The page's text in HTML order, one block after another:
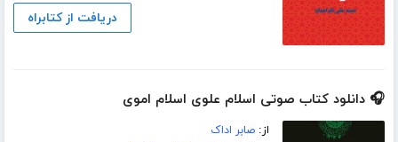
دریافت از کتابراه
🎧 دانلود کتاب صوتی اسلام علوی اسلام اموی
از:صابر اداک